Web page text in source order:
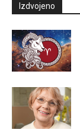
Izdvojeno